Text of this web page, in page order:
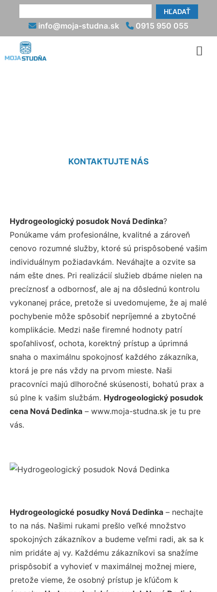
HĽADAŤ
info@moja-studna.sk 0915 950 055
KONTAKTUJTE NÁS
Hydrogeologický posudok Nová Dedinka?
Ponúkame vám profesionálne, kvalitné a zároveň
cenovo rozumné služby, ktoré sú prispôsobené vašim
individuálnym požiadavkám. Neváhajte a ozvite sa
nám ešte dnes. Pri realizácií služieb dbáme nielen na
precíznosť a odbornosť, ale aj na dôslednú kontrolu
vykonanej práce, pretože si uvedomujeme, že aj malé
pochybenie môže spôsobiť nepríjemné a zbytočné
komplikácie. Medzi naše firemné hodnoty patrí
spoľahlivosť, ochota, korektný prístup a úprimná
snaha o maximálnu spokojnosť každého zákazníka,
ktorá je pre nás vždy na prvom mieste. Naši
pracovníci majú dlhoročné skúsenosti, bohatú prax a
sú plne k vašim službám. Hydrogeologický posudok
cena Nová Dedinka – www.moja-studna.sk je tu pre
vás.
Hydrogeologické posudky Nová Dedinka – nechajte
to na nás. Našimi rukami prešlo veľké množstvo
spokojných zákazníkov a budeme veľmi radi, ak sa k
nim pridáte aj vy. Každému zákazníkovi sa snažíme
prispôsobiť a vyhovieť v maximálnej možnej miere,
pretože vieme, že osobný prístup je kľúčom k